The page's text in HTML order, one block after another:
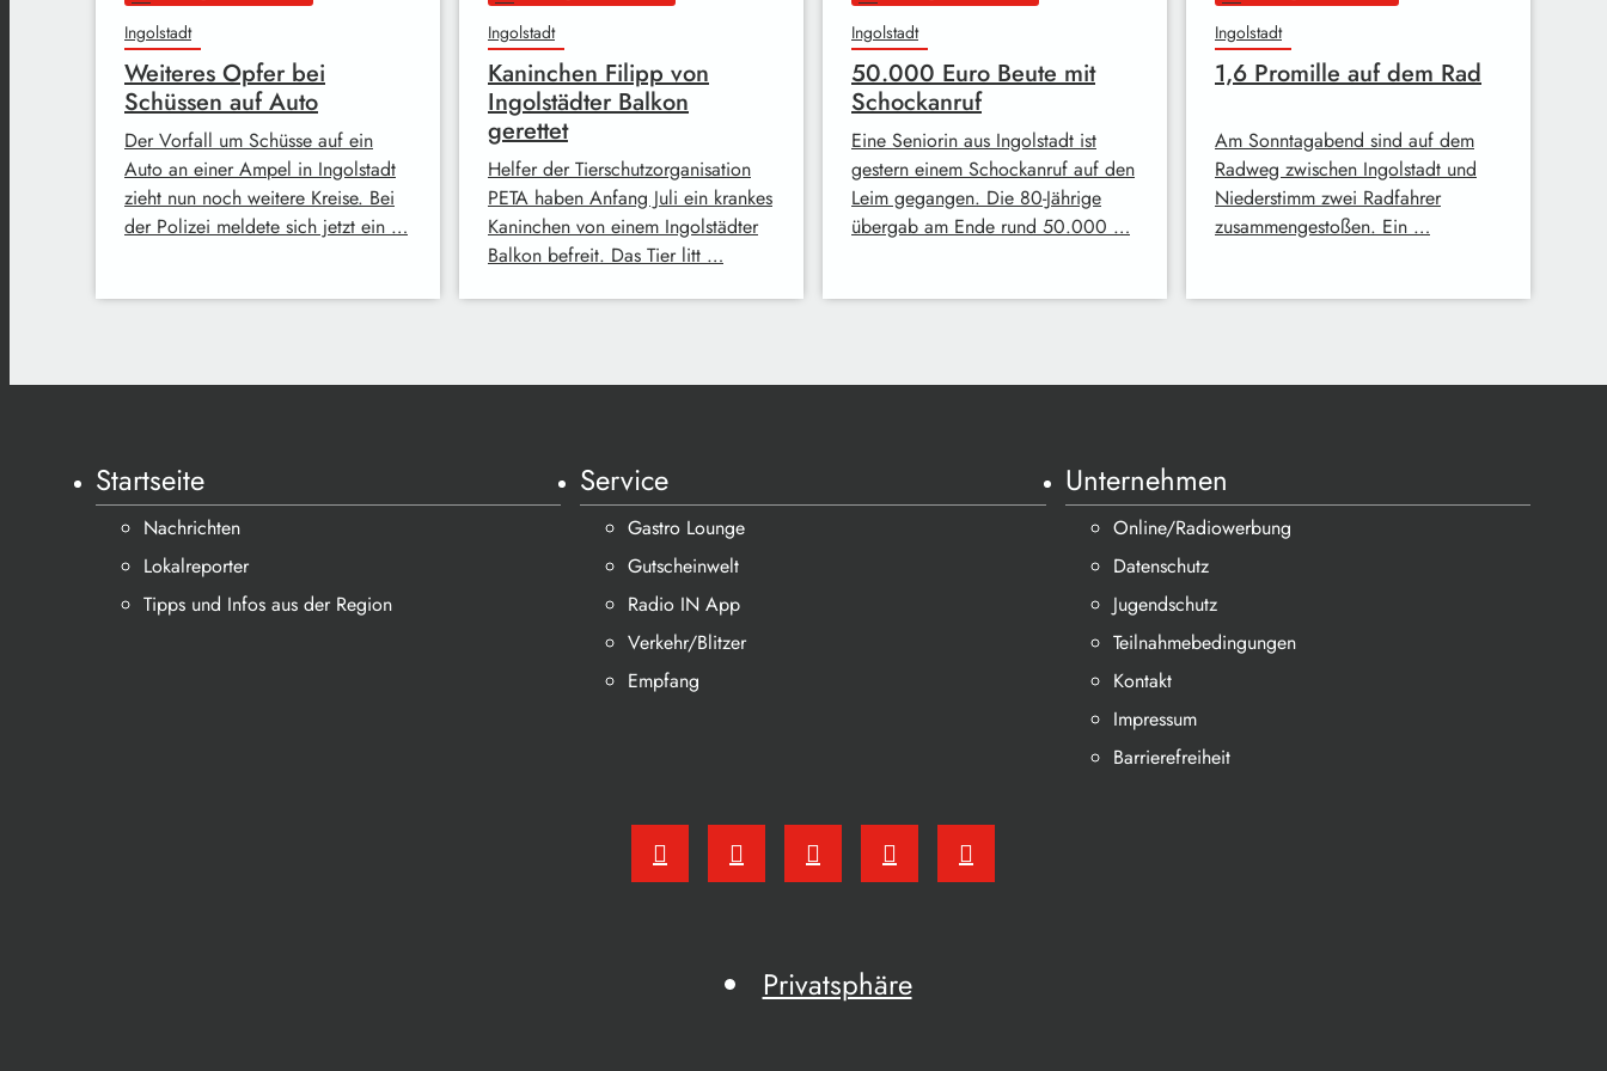
Ingolstadt
Weiteres Opfer bei
Schüssen auf Auto
Der Vorfall um Schüsse auf ein
Auto an einer Ampel in Ingolstadt
zieht nun noch weitere Kreise. Bei
der Polizei meldete sich jetzt ein …
Ingolstadt
Kaninchen Filipp von
Ingolstädter Balkon
gerettet
Helfer der Tierschutzorganisation
PETA haben Anfang Juli ein krankes
Kaninchen von einem Ingolstädter
Balkon befreit. Das Tier litt …
Ingolstadt
50.000 Euro Beute mit
Schockanruf
Eine Seniorin aus Ingolstadt ist
gestern einem Schockanruf auf den
Leim gegangen. Die 80-Jährige
übergab am Ende rund 50.000 …
Ingolstadt
1,6 Promille auf dem Rad
Am Sonntagabend sind auf dem
Radweg zwischen Ingolstadt und
Niederstimm zwei Radfahrer
zusammengestoßen. Ein …
Startseite
Nachrichten
Lokalreporter
Tipps und Infos aus der Region
Service
Gastro Lounge
Gutscheinwelt
Radio IN App
Verkehr/Blitzer
Empfang
Unternehmen
Online/Radiowerbung
Datenschutz
Jugendschutz
Teilnahmebedingungen
Kontakt
Impressum
Barrierefreiheit
Privatsphäre